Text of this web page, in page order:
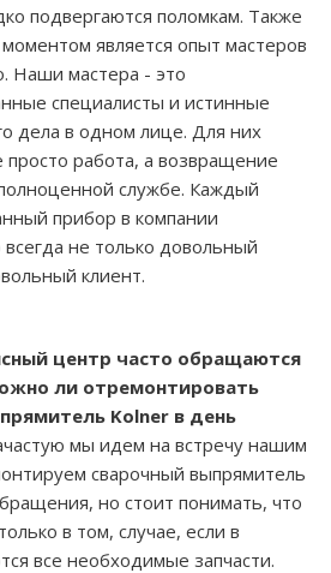
подвергаются поломкам. Также
является опыт мастеров
Наши мастера - это
специалисты и истинные
дела в одном лице. Для них
работа, а возвращение
службе. Каждый
прибор в компании
не только довольный
клиент.
центр часто обращаются
ли отремонтировать
Kolner в день
мы идем на встречу нашим
сварочный выпрямитель
но стоит понимать, что
в том, случае, если в
все необходимые запчасти.